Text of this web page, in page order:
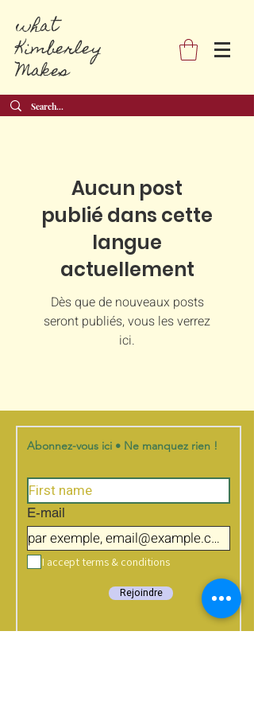
what
Kimberley
Makes
Aucun post
publié dans cette
langue
actuellement
Dès que de nouveaux posts
seront publiés, vous les verrez
ici.
Abonnez-vous ici • Ne manquez rien !
E-mail
I accept terms & conditions
Rejoindre